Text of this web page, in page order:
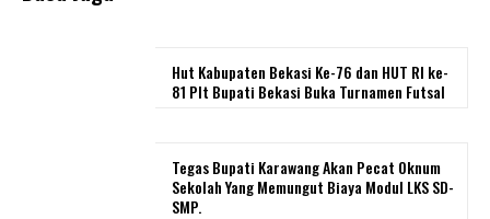
Hut Kabupaten Bekasi Ke-76 dan HUT RI ke-
81 Plt Bupati Bekasi Buka Turnamen Futsal
Tegas Bupati Karawang Akan Pecat Oknum
Sekolah Yang Memungut Biaya Modul LKS SD-
SMP.